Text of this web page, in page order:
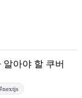
아야 할 쿠버
nextjs